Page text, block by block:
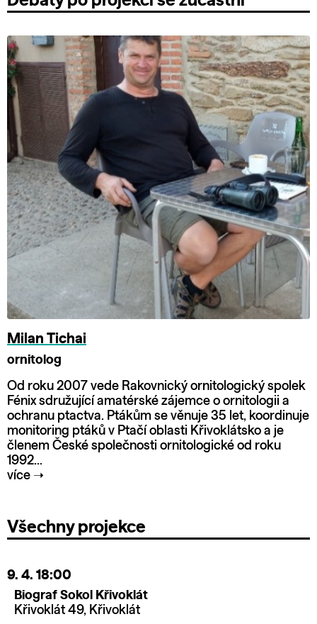
Milan Tichai
ornitolog
Od roku 2007 vede Rakovnický ornitologický spolek
Fénix sdružující amatérské zájemce o ornitologii a
ochranu ptactva. Ptákům se věnuje 35 let, koordinuje
monitoring ptáků v Ptačí oblasti Křivoklátsko a je
členem České společnosti ornitologické od roku
1992...
více ➝
Všechny projekce
9. 4. 18:00
Biograf Sokol Křivoklát
Křivoklát 49, Křivoklát